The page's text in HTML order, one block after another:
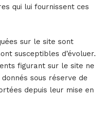
qui lui fournissent ces
sur le site sont
susceptibles d’évoluer.
figurant sur le site ne
sous réserve de
depuis leur mise en